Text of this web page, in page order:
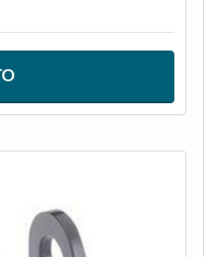
O
de carga
seguem um padrão